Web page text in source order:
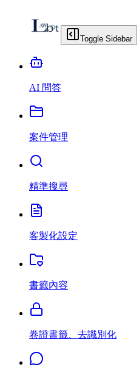
Toggle Sidebar
AI 問答
案件管理
精準搜尋
客製化設定
書籤內容
卷證書籤、去識別化